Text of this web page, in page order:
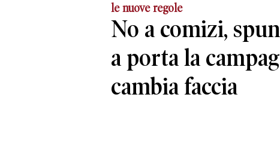
le nuove regole
No a comizi,
a porta la
cambia faccia